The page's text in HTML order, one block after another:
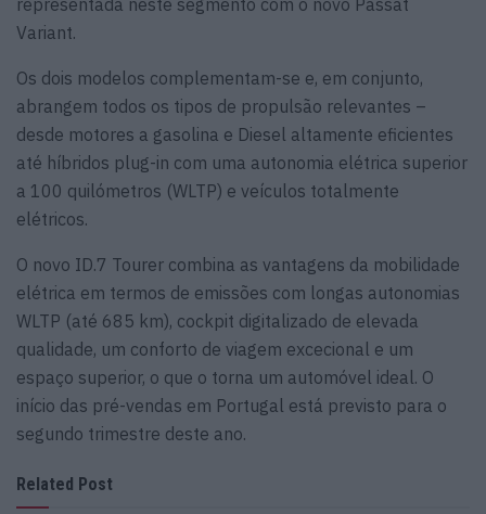
Variant.
Os dois modelos complementam-se e, em conjunto,
abrangem todos os tipos de propulsão relevantes –
desde motores a gasolina e Diesel altamente eficientes
até híbridos plug-in com uma autonomia elétrica superior
a 100 quilómetros (WLTP) e veículos totalmente
elétricos.
O novo ID.7 Tourer combina as vantagens da mobilidade
elétrica em termos de emissões com longas autonomias
WLTP (até 685 km), cockpit digitalizado de elevada
qualidade, um conforto de viagem excecional e um
espaço superior, o que o torna um automóvel ideal. O
início das pré-vendas em Portugal está previsto para o
segundo trimestre deste ano.
Related Post